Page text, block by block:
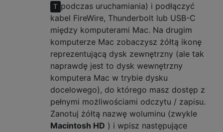
T podczas uruchamiania) i podłączyć
kabel FireWire, Thunderbolt lub USB-C
między komputerami Mac. Na drugim
komputerze Mac zobaczysz żółtą ikonę
reprezentującą dysk zewnętrzny (ale tak
naprawdę jest to dysk wewnętrzny
komputera Mac w trybie dysku
docelowego), do którego masz dostęp z
pełnymi możliwościami odczytu / zapisu.
Zanotuj żółtą nazwę woluminu (zwykle
Macintosh HD ) i wpisz następujące